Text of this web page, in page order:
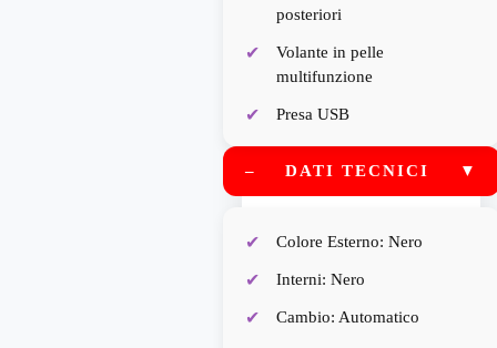
posteriori
Volante in pelle
multifunzione
Presa USB
Start&Stop
– DATI TECNICI ▼
Colore Esterno: Nero
Interni: Nero
Cambio: Automatico